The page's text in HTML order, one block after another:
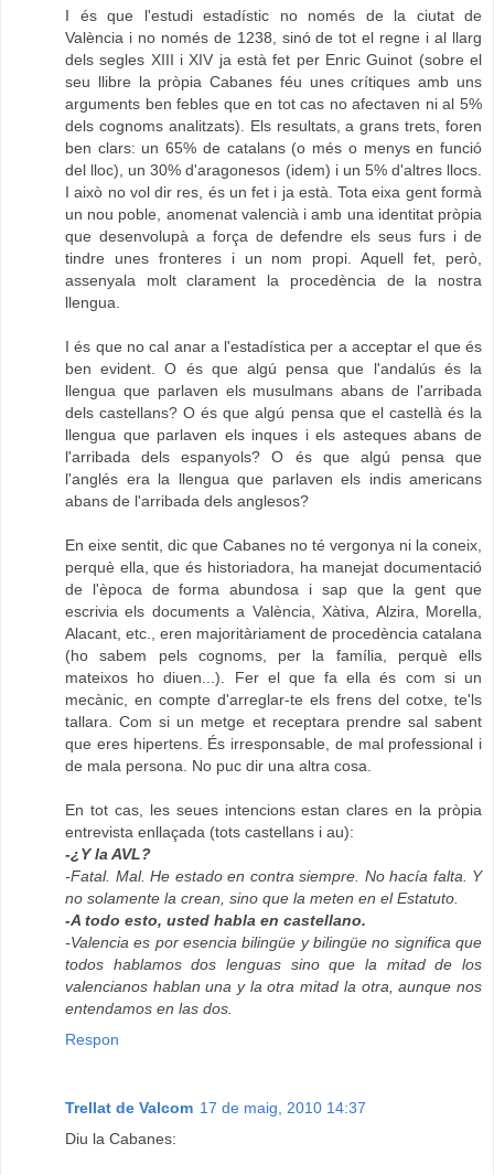
I és que l'estudi estadístic no només de la ciutat de
València i no només de 1238, sinó de tot el regne i al llarg
dels segles XIII i XIV ja està fet per Enric Guinot (sobre el
seu llibre la pròpia Cabanes féu unes crítiques amb uns
arguments ben febles que en tot cas no afectaven ni al 5%
dels cognoms analitzats). Els resultats, a grans trets, foren
ben clars: un 65% de catalans (o més o menys en funció
del lloc), un 30% d'aragonesos (idem) i un 5% d'altres llocs.
I això no vol dir res, és un fet i ja està. Tota eixa gent formà
un nou poble, anomenat valencià i amb una identitat pròpia
que desenvolupà a força de defendre els seus furs i de
tindre unes fronteres i un nom propi. Aquell fet, però,
assenyala molt clarament la procedència de la nostra
llengua.
I és que no cal anar a l'estadística per a acceptar el que és
ben evident. O és que algú pensa que l'andalús és la
llengua que parlaven els musulmans abans de l'arribada
dels castellans? O és que algú pensa que el castellà és la
llengua que parlaven els inques i els asteques abans de
l'arribada dels espanyols? O és que algú pensa que
l'anglés era la llengua que parlaven els indis americans
abans de l'arribada dels anglesos?
En eixe sentit, dic que Cabanes no té vergonya ni la coneix,
perquè ella, que és historiadora, ha manejat documentació
de l'època de forma abundosa i sap que la gent que
escrivia els documents a València, Xàtiva, Alzira, Morella,
Alacant, etc., eren majoritàriament de procedència catalana
(ho sabem pels cognoms, per la família, perquè ells
mateixos ho diuen...). Fer el que fa ella és com si un
mecànic, en compte d'arreglar-te els frens del cotxe, te'ls
tallara. Com si un metge et receptara prendre sal sabent
que eres hipertens. És irresponsable, de mal professional i
de mala persona. No puc dir una altra cosa.
En tot cas, les seues intencions estan clares en la pròpia
entrevista enllaçada (tots castellans i au):
-¿Y la AVL?
-Fatal. Mal. He estado en contra siempre. No hacía falta. Y
no solamente la crean, sino que la meten en el Estatuto.
-A todo esto, usted habla en castellano.
-Valencia es por esencia bilingüe y bilingüe no significa que
todos hablamos dos lenguas sino que la mitad de los
valencianos hablan una y la otra mitad la otra, aunque nos
entendamos en las dos.
Respon
Trellat de Valcom 17 de maig, 2010 14:37
Diu la Cabanes: